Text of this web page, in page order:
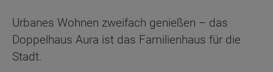
Urbanes Wohnen zweifach genießen – das
Doppelhaus Aura ist das Familienhaus für die
Stadt.